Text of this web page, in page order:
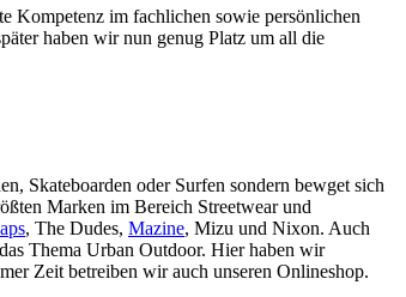
Kompetenz im fachlichen sowie persönlichen
haben wir nun genug Platz um all die
Skateboarden oder Surfen sondern bewget sich
Marken im Bereich Streetwear und
, The Dudes, Mazine, Mizu und Nixon. Auch
Thema Urban Outdoor. Hier haben wir
Zeit betreiben wir auch unseren Onlineshop.